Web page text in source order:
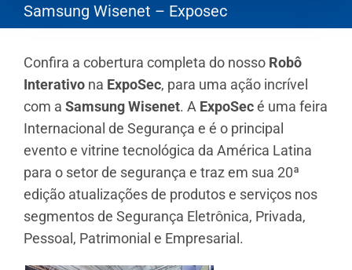
Samsung Wisenet – Exposec
Confira a cobertura completa do nosso Robô
Interativo na ExpoSec, para uma ação incrível
com a Samsung Wisenet. A ExpoSecé uma feira
Internacional de Segurança e é o principal
evento e vitrine tecnológica da América Latina
para o setor de segurança e traz em sua 20ª
edição atualizações de produtos e serviços nos
segmentos de Segurança Eletrônica, Privada,
Pessoal, Patrimonial e Empresarial.